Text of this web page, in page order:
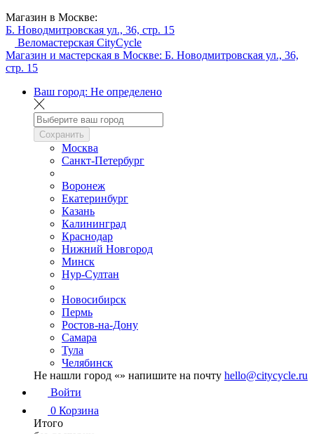
Магазин в Москве:
Б. Новодмитровская ул., 36, стр. 15
Веломастерская CityCycle
Магазин и мастерская в Москве: Б. Новодмитровская ул., 36,
стр. 15
Ваш город: Не определено
Сохранить
Москва
Санкт-Петербург
Воронеж
Екатеринбург
Казань
Калининград
Краснодар
Нижний Новгород
Минск
Нур-Султан
Новосибирск
Пермь
Ростов-на-Дону
Самара
Тула
Челябинск
Не нашли город «» напишите на почту hello@citycycle.ru
Войти
0 Корзина
Итого